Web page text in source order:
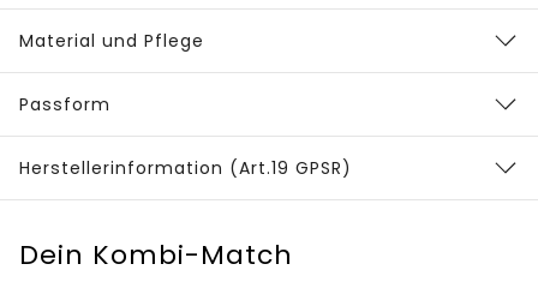
Material und Pflege
Passform
Herstellerinformation (Art.19 GPSR)
Dein Kombi-Match